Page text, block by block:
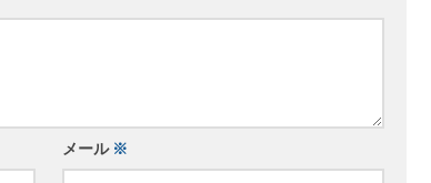
メール ※